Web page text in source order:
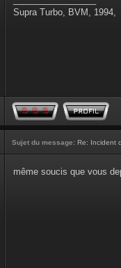
Supra Turbo, BVM, 1994,
Sujet du message: Re: Incident
même soucis que vous